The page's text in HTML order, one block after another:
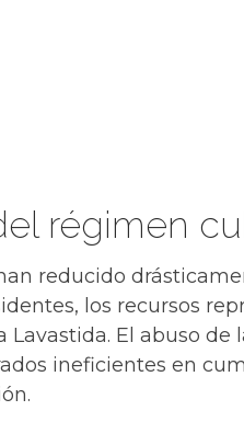
régimen
reducido
los recursos
El abuso de
ineficientes en